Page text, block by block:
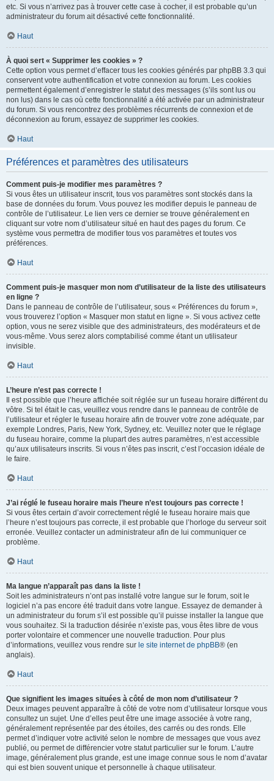
etc. Si vous n’arrivez pas à trouver cette case à cocher, il est probable qu’un
administrateur du forum ait désactivé cette fonctionnalité.
Haut
À quoi sert « Supprimer les cookies » ?
Cette option vous permet d’effacer tous les cookies générés par phpBB 3.3 qui
conservent votre authentification et votre connexion au forum. Les cookies
permettent également d’enregistrer le statut des messages (s’ils sont lus ou
non lus) dans le cas où cette fonctionnalité a été activée par un administrateur
du forum. Si vous rencontrez des problèmes récurrents de connexion et de
déconnexion au forum, essayez de supprimer les cookies.
Haut
Préférences et paramètres des utilisateurs
Comment puis-je modifier mes paramètres ?
Si vous êtes un utilisateur inscrit, tous vos paramètres sont stockés dans la
base de données du forum. Vous pouvez les modifier depuis le panneau de
contrôle de l’utilisateur. Le lien vers ce dernier se trouve généralement en
cliquant sur votre nom d’utilisateur situé en haut des pages du forum. Ce
système vous permettra de modifier tous vos paramètres et toutes vos
préférences.
Haut
Comment puis-je masquer mon nom d’utilisateur de la liste des utilisateurs
en ligne ?
Dans le panneau de contrôle de l’utilisateur, sous « Préférences du forum »,
vous trouverez l’option « Masquer mon statut en ligne ». Si vous activez cette
option, vous ne serez visible que des administrateurs, des modérateurs et de
vous-même. Vous serez alors comptabilisé comme étant un utilisateur
invisible.
Haut
L’heure n’est pas correcte !
Il est possible que l’heure affichée soit réglée sur un fuseau horaire différent du
vôtre. Si tel était le cas, veuillez vous rendre dans le panneau de contrôle de
l’utilisateur et régler le fuseau horaire afin de trouver votre zone adéquate, par
exemple Londres, Paris, New York, Sydney, etc. Veuillez noter que le réglage
du fuseau horaire, comme la plupart des autres paramètres, n’est accessible
qu’aux utilisateurs inscrits. Si vous n’êtes pas inscrit, c’est l’occasion idéale de
le faire.
Haut
J’ai réglé le fuseau horaire mais l’heure n’est toujours pas correcte !
Si vous êtes certain d’avoir correctement réglé le fuseau horaire mais que
l’heure n’est toujours pas correcte, il est probable que l’horloge du serveur soit
erronée. Veuillez contacter un administrateur afin de lui communiquer ce
problème.
Haut
Ma langue n’apparaît pas dans la liste !
Soit les administrateurs n’ont pas installé votre langue sur le forum, soit le
logiciel n’a pas encore été traduit dans votre langue. Essayez de demander à
un administrateur du forum s’il est possible qu’il puisse installer la langue que
vous souhaitez. Si la traduction désirée n’existe pas, vous êtes libre de vous
porter volontaire et commencer une nouvelle traduction. Pour plus
d’informations, veuillez vous rendre sur le site internet de phpBB® (en
anglais).
Haut
Que signifient les images situées à côté de mon nom d’utilisateur ?
Deux images peuvent apparaître à côté de votre nom d’utilisateur lorsque vous
consultez un sujet. Une d’elles peut être une image associée à votre rang,
généralement représentée par des étoiles, des carrés ou des ronds. Elle
permet d’indiquer votre activité selon le nombre de messages que vous avez
publié, ou permet de différencier votre statut particulier sur le forum. L’autre
image, généralement plus grande, est une image connue sous le nom d’avatar
qui est bien souvent unique et personnelle à chaque utilisateur.